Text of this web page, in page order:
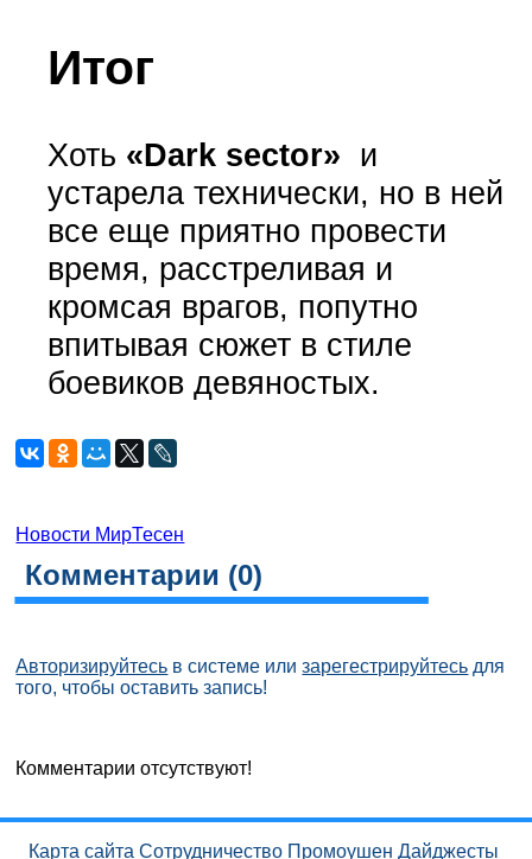
Итог
Хоть «Dark sector» и
устарела технически, но в ней
все еще приятно провести
время, расстреливая и
кромсая врагов, попутно
впитывая сюжет в стиле
боевиков девяностых.
Новости МирТесен
Комментарии (0)
Авторизируйтесь в системе илизарегестрируйтесь для
того, чтобы оставить запись!
Комментарии отсутствуют!
Карта сайта Сотрудничество Промоушен Дайджесты